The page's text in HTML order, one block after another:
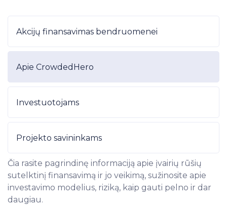
Akcijų finansavimas bendruomenei
Apie CrowdedHero
Investuotojams
Projekto savininkams
Čia rasite pagrindinę informaciją apie įvairių rūšių
sutelktinį finansavimą ir jo veikimą, sužinosite apie
investavimo modelius, riziką, kaip gauti pelno ir dar
daugiau.